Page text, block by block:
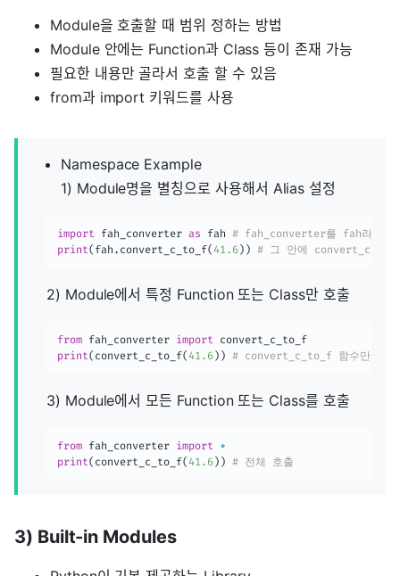
Module을 호출할 때 범위 정하는 방법
Module 안에는 Function과 Class 등이 존재 가능
필요한 내용만 골라서 호출 할 수 있음
from과 import 키워드를 사용
Namespace Example
1) Module명을 별칭으로 사용해서 Alias 설정
import fah_converter as fah # fah_converter를 fah라는 이
print( fah . convert_c_to_f( 41.6 ) ) # 그 안에
2) Module에서 특정 Function 또는 Class만 호출
from fah_converter import
print( convert_c_to_f( 41.6 ) ) # convert_c_to_f 함수만 호출
3) Module에서 모든 Function 또는 Class를 호출
from fah_converter import
*
print( convert_c_to_f( 41.6 ) ) # 전체 호출
3) Built-in Modules